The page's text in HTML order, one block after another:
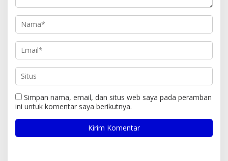
Simpan nama, email, dan situs web saya pada peramban
ini untuk komentar saya berikutnya.